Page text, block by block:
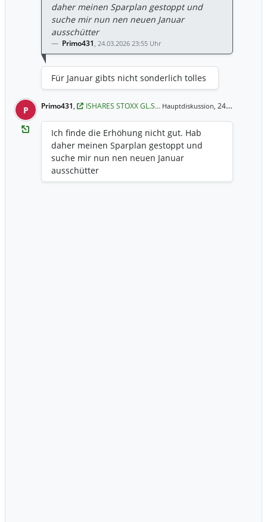
aus 0,45% und 0,5%? Vielleicht kann das
ja jemand anhand der
Kundeninformation erklären? Danke
daher meinen Sparplan gestoppt und
suche mir nun nen neuen Januar
ausschütter
Primo431, 24.03.2026 23:55 Uhr
Für Januar gibts nicht sonderlich tolles
P Primo431, ISHARES STOXX GL.S… Hauptdiskussion, 24.03.2026 23:55 Uhr
Ich finde die Erhöhung nicht gut. Hab
daher meinen Sparplan gestoppt und
suche mir nun nen neuen Januar
ausschütter